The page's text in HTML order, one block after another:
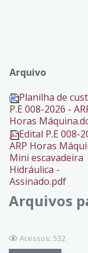
Arquivos
Arquivo
Planilha de
P.E 008-2026 -
Horas
Edital P.E 008-
ARP Horas
Mini escavadeira
Hidráulica -
Assinado.pdf
Acessos: 532